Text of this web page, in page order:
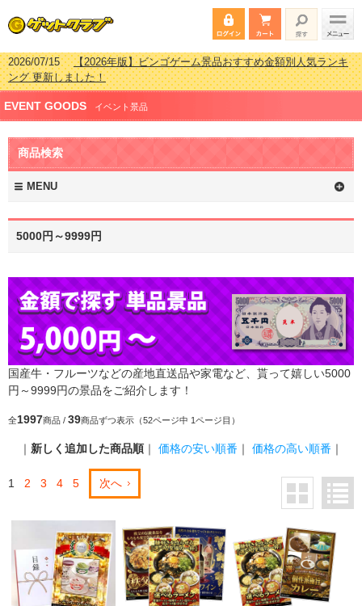
2026/07/15【2026年版】ビンゴゲーム景品おすすめ金額別人気ランキ
ング 更新しました！
2026/04/03【2026年版】ゴルフコンペ景品 3000円未満［2000円～
2999円編］もらってうれしい人気ラ…
2026/02/16【2026年版】結婚式の二次会で貰って嬉しい景品とは？ 更
新しました！
2026/02/03
2999円編］もらってうれしい人気ラ…
EVENT GOODS イベント景品
商品検索
MENU
5000円～9999円
国産牛・フルーツなどの産地直送品や家電など、貰って嬉しい5000
円～9999円の景品をご紹介します！
全1997商品 / 39商品ずつ表示（52ページ中 1ページ目）
｜ 新しく追加した商品順 ｜ 価格の安い順番 ｜ 価格の高い順番 ｜
1 2 3 4 5 次へ